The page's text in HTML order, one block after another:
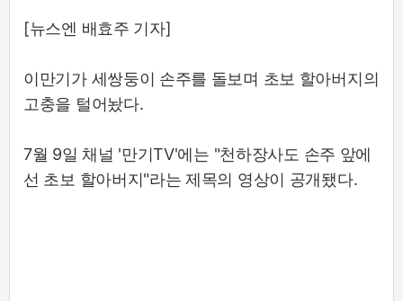
[뉴스엔 배효주 기자]
이만기가 세쌍둥이 손주를 돌보며 초보 할아버지의
고충을 털어놨다.
7월 9일 채널 '만기TV'에는 "천하장사도 손주 앞에
선 초보 할아버지"라는 제목의 영상이 공개됐다.